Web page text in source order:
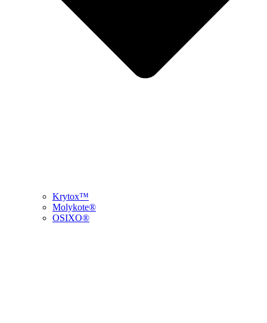
Krytox™
Molykote®
OSIXO®